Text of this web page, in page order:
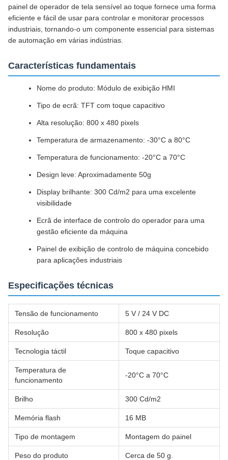
painel de operador de tela sensível ao toque fornece uma forma
eficiente e fácil de usar para controlar e monitorar processos
industriais, tornando-o um componente essencial para sistemas
de automação em várias indústrias.
Características fundamentais
Nome do produto: Módulo de exibição HMI
Tipo de ecrã: TFT com toque capacitivo
Alta resolução: 800 x 480 pixels
Temperatura de armazenamento: -30°C a 80°C
Temperatura de funcionamento: -20°C a 70°C
Design leve: Aproximadamente 50g
Display brilhante: 300 Cd/m2 para uma excelente
visibilidade
Ecrã de interface de controlo do operador para uma
gestão eficiente da máquina
Painel de exibição de controlo de máquina concebido
para aplicações industriais
Especificações técnicas
Tensão de funcionamento 5 V / 24 V DC
Resolução 800 x 480 pixels
Tecnologia táctil Toque capacitivo
Temperatura de
funcionamento
-20°C a 70°C
Brilho 300 Cd/m2
Memória flash 16 MB
Tipo de montagem Montagem do painel
Peso do produto Cerca de 50 g.